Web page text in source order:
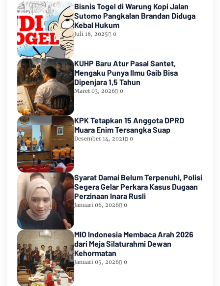
Bisnis Togel di Warung Kopi Jalan
Sutomo Pangkalan Brandan Diduga
Kebal Hukum
Juli 18, 2025 0
KUHP Baru Atur Pasal Santet,
Mengaku Punya Ilmu Gaib Bisa
Dipenjara 1,5 Tahun
Maret 03, 2026 0
KPK Tetapkan 15 Anggota DPRD
Muara Enim Tersangka Suap
Desember 14, 2021 0
Syarat Damai Belum Terpenuhi, Polisi
Segera Gelar Perkara Kasus Dugaan
Perzinaan Inara Rusli
Januari 06, 2026 0
MIO Indonesia Membaca Arah 2026
dari Meja Silaturahmi Dewan
Kehormatan
Januari 05, 2026 0